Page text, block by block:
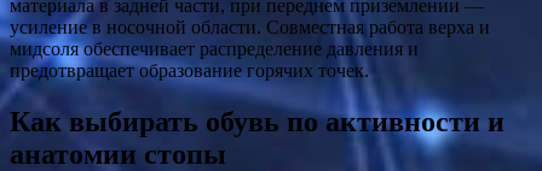
материала в задней части, при переднем приземлении —
усиление в носочной области. Совместная работа верха и
мидсоля обеспечивает распределение давления и
предотвращает образование горячих точек.
Как выбирать обувь по активности и
анатомии стопы